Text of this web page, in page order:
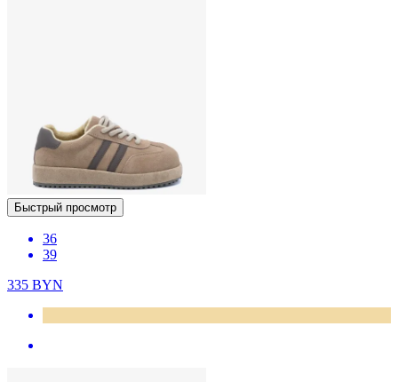
Быстрый просмотр
36
39
335 BYN